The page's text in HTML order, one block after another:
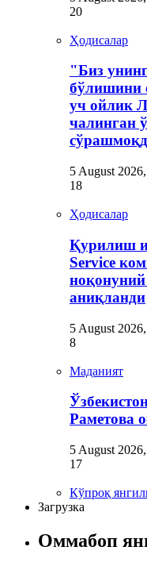
20
Ҳодисалар
"Биз
бўлишини
уч ойлик
чалинган
5 August
18
Ҳодисалар
Қурилиш
Service
аниқланди
5 August
8
Маданият
Раметова
5 August
17
Кўпроқ
Загрузка
Оммабоп